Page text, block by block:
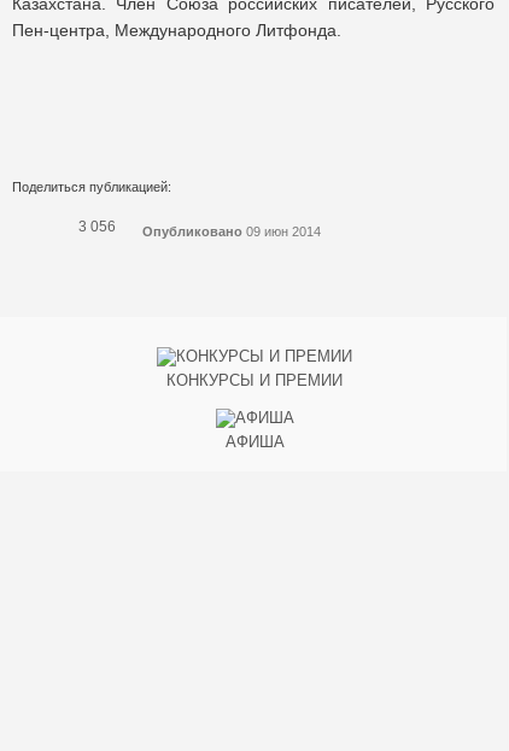
Пен-центра, Международного Литфонда.
Поделиться публикацией:
3 056 Опубликовано 09 июн 2014
КОНКУРСЫ И ПРЕМИИ
АФИША